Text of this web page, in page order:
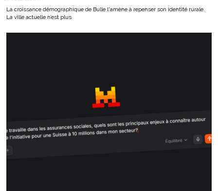
La croissance démographique de Bulle l'amène à repenser son identité rurale.
La ville actuelle n’est plus